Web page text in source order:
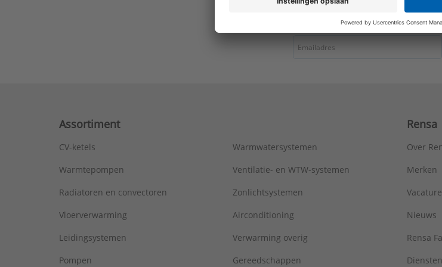
Type: Metro R=0,96
Assortiment
CV-ketels
Warmtepompen
Radiatoren en convectoren
Vloerverwarming
Leidingsystemen
Pompen
Warmwatersystemen
Ventilatie- en WTW-systemen
Zonlichtsystemen
Airconditioning
Verwarming overig
Gereedschappen
Rensa
Over
Merken
Nieuws
Rensa
Diensten